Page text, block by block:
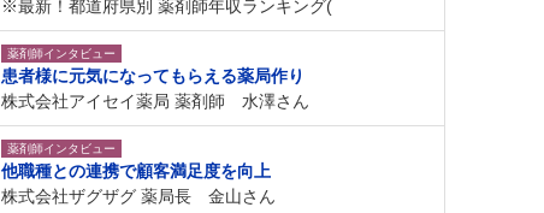
※最新！都道府県別 薬剤師年収ランキング(
薬剤師インタビュー
患者様に元気になってもらえる薬局作り
株式会社アイセイ薬局 薬剤師 水澤さん
薬剤師インタビュー
他職種との連携で顧客満足度を向上
株式会社ザグザグ 薬局長 金山さん